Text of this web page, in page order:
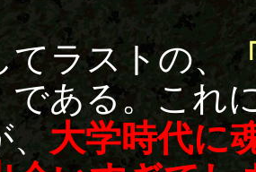
ラストの、
である。これ
、大学時代に